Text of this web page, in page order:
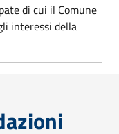
di cui il Comune
interessi della